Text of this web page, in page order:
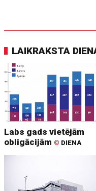
LAIKRAKSTA
Labs gads vietējām
obligācijām © DIENA